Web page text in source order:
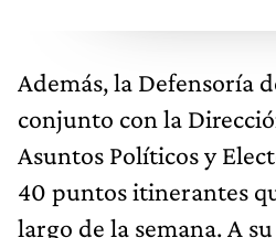
Además, la Defensoría
conjunto con la
Asuntos Políticos y
40 puntos itinerantes
largo de la semana. A